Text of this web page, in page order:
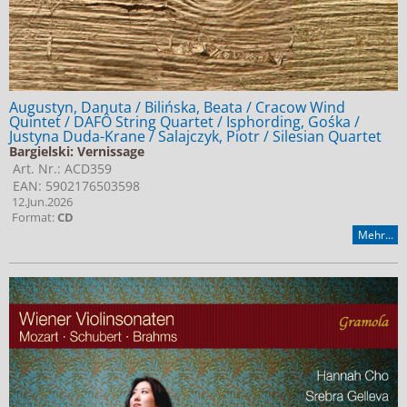
Augustyn, Danuta / Bilińska, Beata / Cracow Wind
Quintet / DAFÔ String Quartet / Isphording, Gośka /
Justyna Duda-Krane / Salajczyk, Piotr / Silesian Quartet
Bargielski: Vernissage
Art. Nr.: ACD359
EAN: 5902176503598
12.Jun.2026
Format:CD
Mehr...